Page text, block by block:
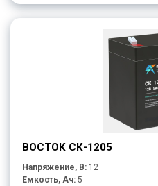
ВОСТОК СК-1205
Напряжение, В: 12
Емкость, Ач: 5